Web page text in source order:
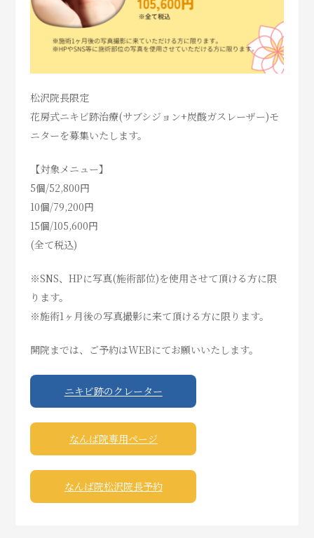
松沢院長限定
花房式ニキビ跡治療(サブシジョン+炭酸ガスレーザー)モ
ニターを募集いたします。
【対象メニュー】
5個/52,800円
10個/79,200円
15個/105,600円
(全て税込)
※SNS、HPに写真(施術部位)を使用させて頂ける方に限
ります。
※施術1ヶ月後の写真撮影に来て頂ける方に限ります。
開院までは、ご予約はWEBにてお願いいたします。
ニキビ跡のクレーター
なんば院専用ページ
なんば院松沢院長予約